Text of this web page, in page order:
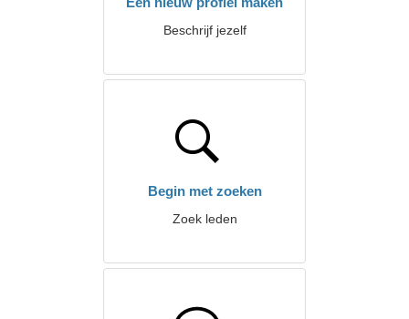
Beschrijf jezelf
Begin met zoeken
Zoek leden